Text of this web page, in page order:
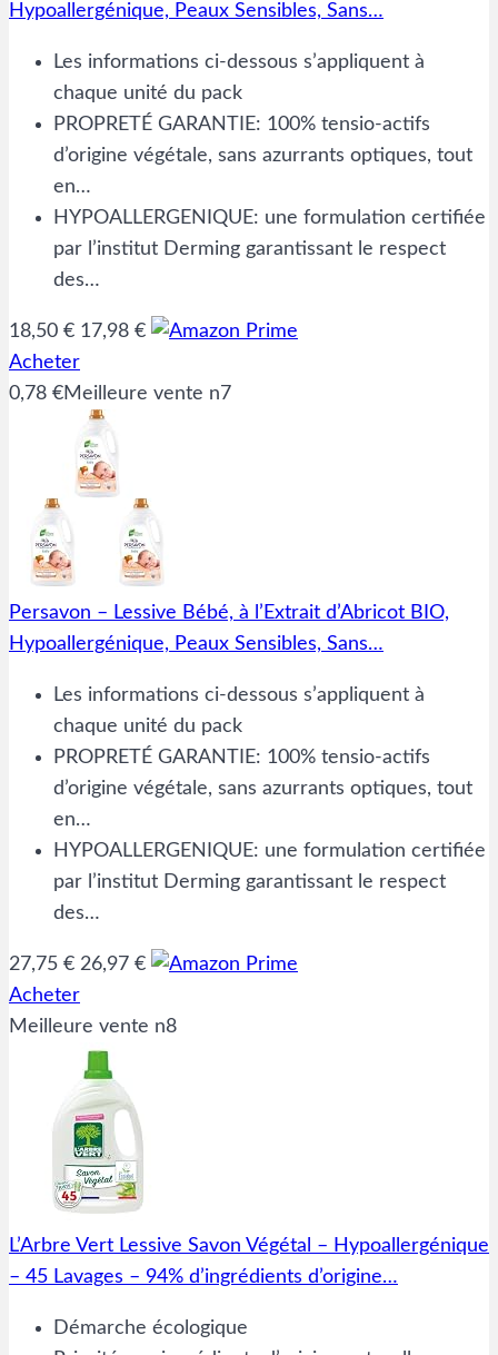
Hypoallergénique, Peaux Sensibles, Sans…
Les informations ci-dessous s’appliquent à
chaque unité du pack
PROPRETÉ GARANTIE: 100% tensio-actifs
d’origine végétale, sans azurrants optiques, tout
en…
HYPOALLERGENIQUE: une formulation certifiée
par l’institut Derming garantissant le respect
des…
18,50 € 17,98 €
Acheter
0,78 €Meilleure vente n7
Persavon – Lessive Bébé, à l’Extrait d’Abricot BIO,
Hypoallergénique, Peaux Sensibles, Sans…
Les informations ci-dessous s’appliquent à
chaque unité du pack
PROPRETÉ GARANTIE: 100% tensio-actifs
d’origine végétale, sans azurrants optiques, tout
en…
HYPOALLERGENIQUE: une formulation certifiée
par l’institut Derming garantissant le respect
des…
27,75 € 26,97 €
Acheter
Meilleure vente n8
L’Arbre Vert Lessive Savon Végétal – Hypoallergénique
– 45 Lavages – 94% d’ingrédients d’origine…
Démarche écologique